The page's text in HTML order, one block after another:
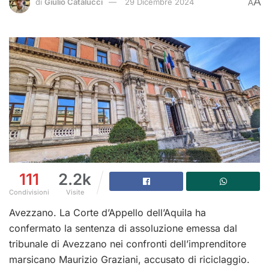
A
111
Condivisioni
2.2k
Visite
Avezzano. La Corte d’Appello dell’Aquila ha
confermato la sentenza di assoluzione emessa dal
tribunale di Avezzano nei confronti dell’imprenditore
marsicano Maurizio Graziani, accusato di riciclaggio.